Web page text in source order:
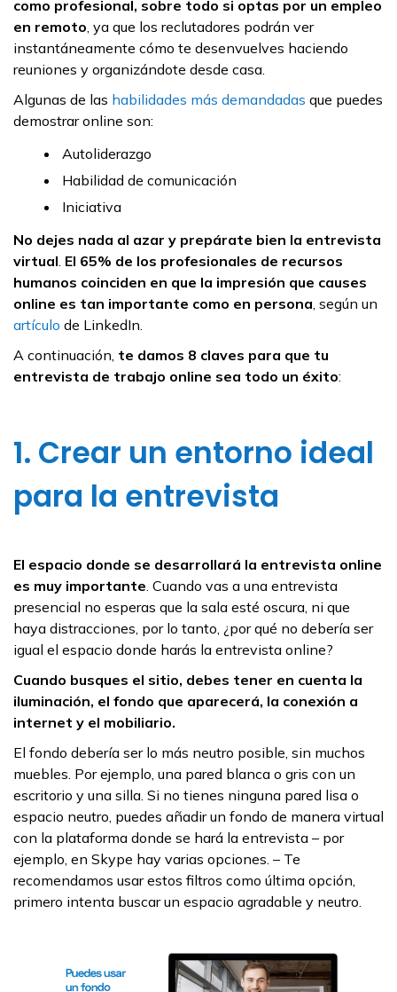
como profesional, sobre todo si optas por un empleo
en remoto , ya que los reclutadores podrán ver
instantáneamente cómo te desenvuelves haciendo
reuniones y organizándote desde casa.
Algunas de las habilidades más demandadas que puedes
demostrar online son:
Autoliderazgo
Habilidad de comunicación
Iniciativa
No dejes nada al azar y prepárate bien la entrevista
virtual El 65% de los profesionales de recursos
humanos coinciden en que la impresión que causes
online es tan importante como en persona , según un
artículo de LinkedIn.
A continuación, te damos 8 claves para que tu
entrevista de trabajo online sea todo un éxito:
1. Crear un entorno ideal
para la entrevista
El espacio donde se desarrollará la entrevista online
es muy importante . Cuando vas a una entrevista
presencial no esperas que la sala esté oscura, ni que
haya distracciones, por lo tanto, ¿por qué no debería ser
igual el espacio donde harás la entrevista online?
Cuando busques el sitio, debes tener en cuenta la
iluminación, el fondo que aparecerá, la conexión a
internet y el mobiliario.
El fondo debería ser lo más neutro posible, sin muchos
muebles. Por ejemplo, una pared blanca o gris con un
escritorio y una silla. Si no tienes ninguna pared lisa o
espacio neutro, puedes añadir un fondo de manera virtual
con la plataforma donde se hará la entrevista – por
ejemplo, en Skype hay varias opciones. – Te
recomendamos usar estos filtros como última opción,
primero intenta buscar un espacio agradable y neutro.